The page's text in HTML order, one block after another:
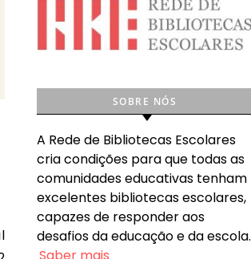
SOBRE NÓS
A Rede de Bibliotecas Escolares
cria condições para que todas as
comunidades educativas tenham
excelentes bibliotecas escolares,
capazes de responder aos
desafios da educação e da escola.
Saber mais